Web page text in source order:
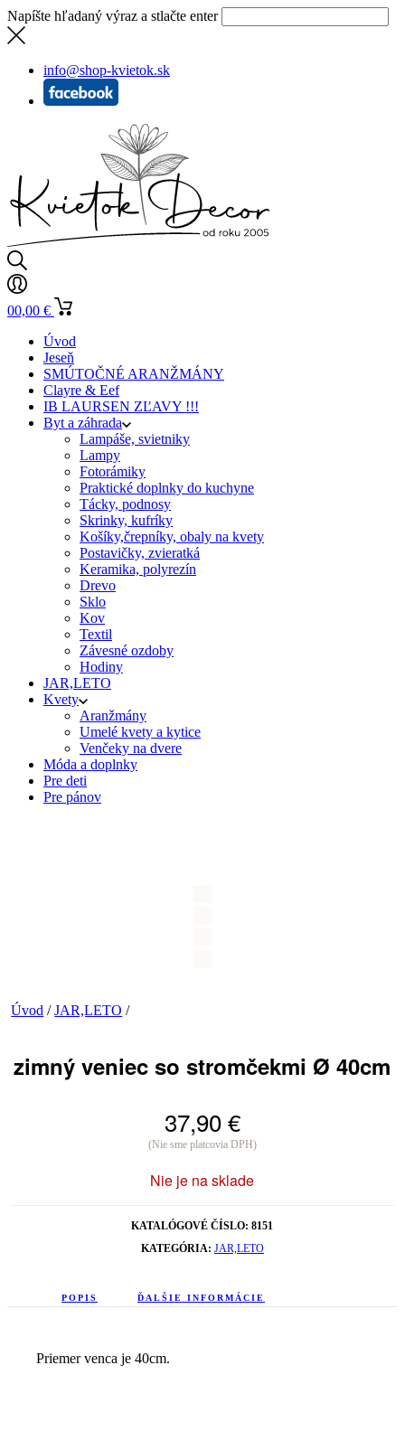
Napíšte hľadaný výraz a stlačte enter
info@shop-kvietok.sk
00,00 €
Úvod
Jeseň
SMÚTOČNÉ ARANŽMÁNY
Clayre & Eef
IB LAURSEN ZĽAVY !!!
Byt a záhrada
Lampáše, svietniky
Lampy
Fotorámiky
Praktické doplnky do kuchyne
Tácky, podnosy
Skrinky, kufríky
Košíky,črepníky, obaly na kvety
Postavičky, zvieratká
Keramika, polyrezín
Drevo
Sklo
Kov
Textil
Závesné ozdoby
Hodiny
JAR,LETO
Kvety
Aranžmány
Umelé kvety a kytice
Venčeky na dvere
Móda a doplnky
Pre deti
Pre pánov
Úvod /JAR,LETO /
zimný veniec so stromčekmi Ø 40cm
37,90€
(Nie sme platcovia DPH)
Nie je na sklade
KATALÓGOVÉ ČÍSLO:8151
KATEGÓRIA: JAR,LETO
POPIS ĎALŠIE INFORMÁCIE
Priemer venca je 40cm.